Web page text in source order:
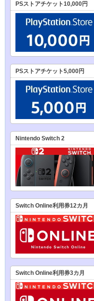
PSストアチケット10,000円
PSストアチケット5,000円
Nintendo Switch 2
Switch Online利用券12カ月
Switch Online利用券3カ月